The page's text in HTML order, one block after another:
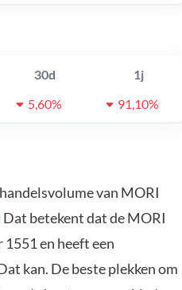
30d
1j
5,60% 91,10%
van MORI
Dat betekent dat de MORI
en heeft een
kan. De beste plekken om